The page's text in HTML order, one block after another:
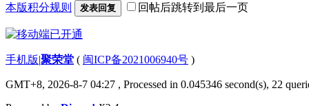
本版积分规则 发表回复 回帖后跳转到最后一页
手机版|聚荣堂 ( 闽ICP备2021006940号 )
GMT+8, 2026-8-7 04:27 , Processed in 0.045346 second(s), 22